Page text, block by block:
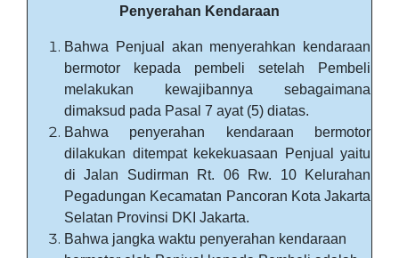
Penyerahan Kendaraan
Bahwa Penjual akan menyerahkan kendaraan
bermotor kepada pembeli setelah Pembeli
melakukan kewajibannya sebagaimana
dimaksud pada Pasal 7 ayat (5) diatas.
Bahwa penyerahan kendaraan bermotor
dilakukan ditempat kekekuasaan Penjual yaitu
di Jalan Sudirman Rt. 06 Rw. 10 Kelurahan
Pegadungan Kecamatan Pancoran Kota Jakarta
Selatan Provinsi DKI Jakarta.
Bahwa jangka waktu penyerahan kendaraan